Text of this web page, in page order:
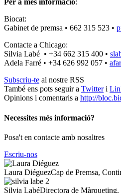
Per a més informació:
Biocat:
Gabinet de premsa • 662 315 523 •
Contacte a Chicago:
Silvia Labé • +34 662 315 400 •
Adela Farré • +34 626 992 057 •
Subscriu-te al nostre RSS
També ens pots seguir a Twitteri
Opinions i comentaris a http://
Necessites més informació?
Posa't en contacte amb nosaltres
Escriu-nos
Laura DiéguezCap de Premsa,
Silvia LabéDirectora de